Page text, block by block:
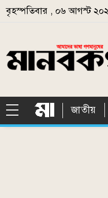
Skip to main content
বৃহস্পতিবার , ০৬ আগস্ট
জাতীয়